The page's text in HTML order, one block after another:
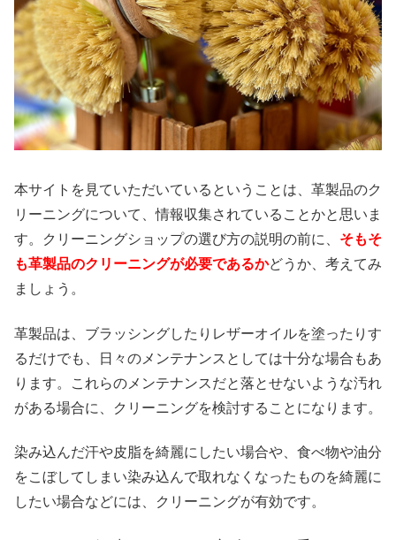
本サイトを見ていただいているということは、革製品のク
リーニングについて、情報収集されていることかと思いま
す。クリーニングショップの選び方の説明の前に、 そもそ
も革製品のクリーニングが必要であるかどうか、考えてみ
ましょう。
革製品は、ブラッシングしたりレザーオイルを塗ったりす
るだけでも、日々のメンテナンスとしては十分な場合もあ
ります。これらのメンテナンスだと落とせないような汚れ
がある場合に、クリーニングを検討することになります。
染み込んだ汗や皮脂を綺麗にしたい場合や、食べ物や油分
をこぼしてしまい染み込んで取れなくなったものを綺麗に
したい場合などには、クリーニングが有効です。